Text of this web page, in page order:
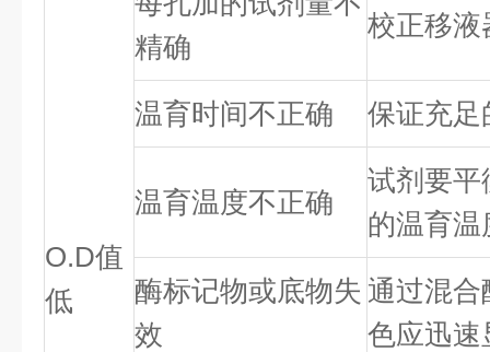
O.D值
低
精确
校正移液
温育时间不正确 保证充足
温育温度不正确
试剂要平
的温育温
酶标记物或底物失
效
通过混
色应迅速